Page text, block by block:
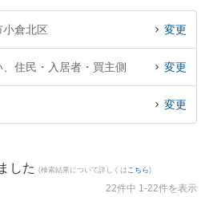
でき便利です。特に清風法律事務所の多加
父江 弘美弁護士、北九州第一法律事務所の
に相談したい』『住民・入居者・買主側の
富な近くの弁護士を検索したい』『初回相
動産問題を法律相談できる北九州市小倉北
倉北区 変更
住民・入居者・買主側 変更
変更
した (検索結果について詳しくは こちら)
22件中 1-22件を表示